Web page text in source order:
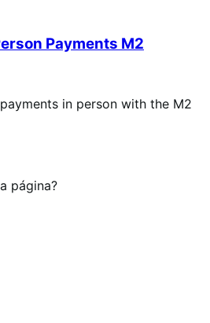
Payments M2
in person with the M2
página?